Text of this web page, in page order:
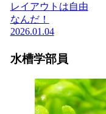
レイアウトは自由
なんだ！
2026.01.04
水槽学部員